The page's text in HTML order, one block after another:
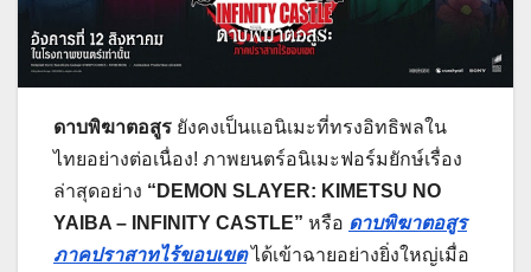
ดาบพิฆาตอสูร ยังคงเป็นแอนิเมะที่ทรงอิทธิพลใน
ไทยอย่างต่อเนื่อง! ภาพยนตร์อนิเมะฟอร์มยักษ์เรื่อง
ล่าสุดอย่าง “DEMON SLAYER: KIMETSU NO
YAIBA – INFINITY CASTLE” หรือ ดาบพิฆาตอสูร
ภาคปราสาทไร้ขอบเขต ได้เข้าฉายอย่างยิ่งใหญ่เมื่อ